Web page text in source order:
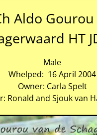
Aldo
HT
Male
Whelped: 16 April 2004
Owner: Carla Spelt
Ronald and Sjouk van